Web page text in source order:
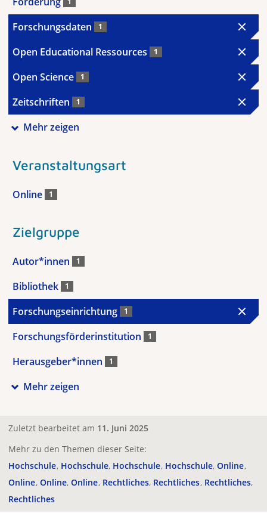
Forschungsdaten 1
Open Educational Ressources 1
Open Science 1
Zeitschriften 1
Mehr zeigen
Veranstaltungsart
Online 1
Zielgruppe
Autor*innen 1
Bibliothek 1
Forschungseinrichtung 1
Forschungsförderinstitution 1
Herausgeber*innen 1
Mehr zeigen
Zuletzt bearbeitet am 11. Juni 2025
Mehr zu den Themen dieser Seite:
Hochschule Hochschule Hochschule Hochschule Online
Online Online Online Rechtliches Rechtliches Rechtliches
Rechtliches